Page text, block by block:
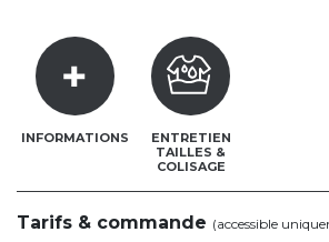
INFORMATIONS
ENTRETIEN
TAILLES &
COLISAGE
Tarifs & commande (accessible